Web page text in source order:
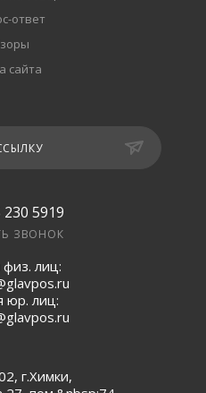
ответ
сайта
230 5919
ЗВОНОК
физ. лиц:
юр. лиц:
г.Химки,